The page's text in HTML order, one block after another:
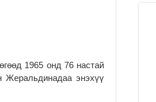
1965 онд 76 настай
Жеральдинадаа энэхүү